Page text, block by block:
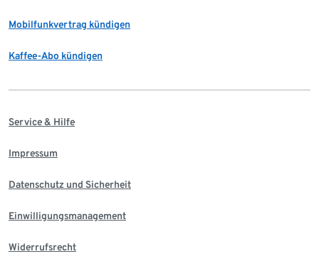
Mobilfunkvertrag kündigen
Kaffee-Abo kündigen
Service & Hilfe
Impressum
Datenschutz und Sicherheit
Einwilligungsmanagement
Widerrufsrecht